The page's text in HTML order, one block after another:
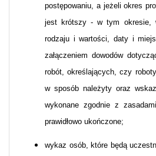
postępowaniu, a jeżeli okres
jest krótszy - w tym okresie,
rodzaju i wartości, daty i
załączeniem dowodów
robót, określających, czy
w sposób należyty oraz
wykonane zgodnie z
prawidłowo ukończone;
wykaz osób, które będą